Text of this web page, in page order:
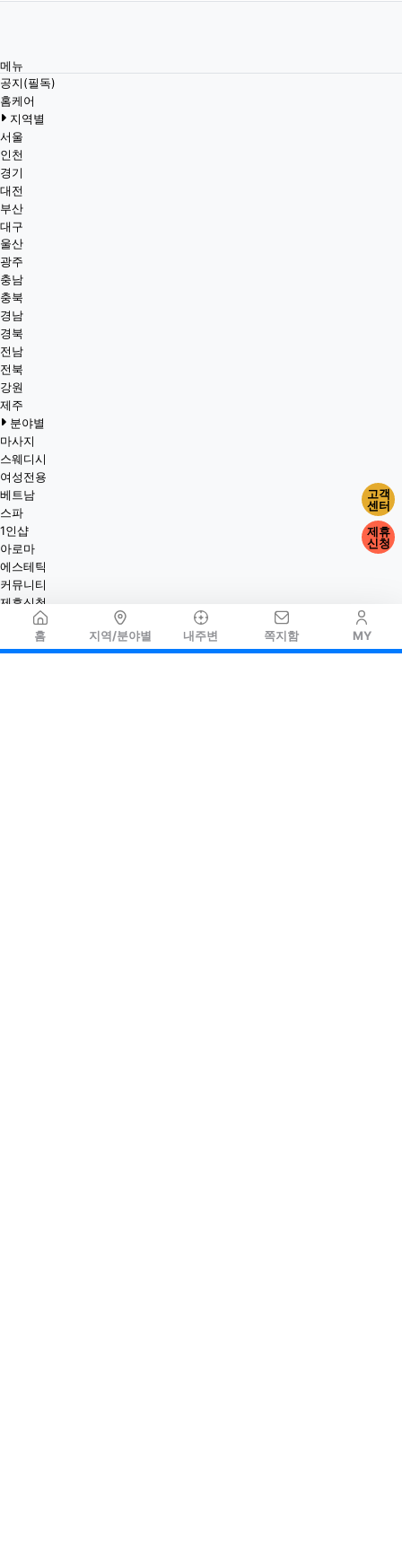
홈 지역/분야별 내주변 쪽지함 MY
메뉴
공지(필독)
홈케어
지역별
서울
인천
경기
대전
부산
대구
울산
광주
충남
충북
경남
경북
전남
전북
강원
제주
분야별
마사지
스웨디시
여성전용
베트남
스파
1인샵
아로마
에스테틱
커뮤니티
제휴신청
고객
센터
제휴
신청